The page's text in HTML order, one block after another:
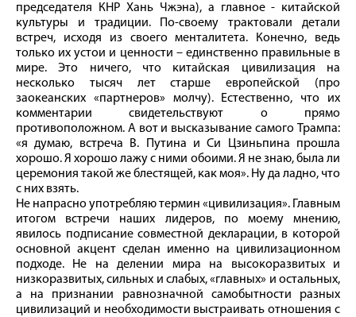
председателя КНР Хань Чжэна), а главное - китайской
культуры и традиции. По-своему трактовали детали
встреч, исходя из своего менталитета. Конечно, ведь
только их устои и ценности – единственно правильные в
мире. Это ничего, что китайская цивилизация на
несколько тысяч лет старше европейской (про
заокеанских «партнеров» молчу). Естественно, что их
комментарии свидетельствуют о прямо
противоположном. А вот и высказывание самого Трампа:
«я думаю, встреча В. Путина и Си Цзиньпина прошла
хорошо. Я хорошо лажу с ними обоими. Я не знаю, была ли
церемония такой же блестящей, как моя». Ну да ладно, что
с них взять.
Не напрасно употребляю термин «цивилизация». Главным
итогом встречи наших лидеров, по моему мнению,
явилось подписание совместной декларации, в которой
основной акцент сделан именно на цивилизационном
подходе. Не на делении мира на высокоразвитых и
низкоразвитых, сильных и слабых, «главных» и остальных,
а на признании равнозначной самобытности разных
цивилизаций и необходимости выстраивать отношения с